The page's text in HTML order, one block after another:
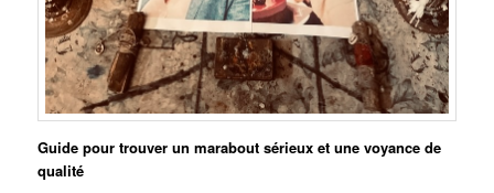
Guide pour trouver un marabout sérieux et une voyance de
qualité